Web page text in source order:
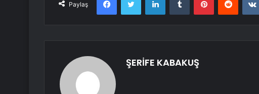
Paylaş
ŞERİFE KABAKUŞ